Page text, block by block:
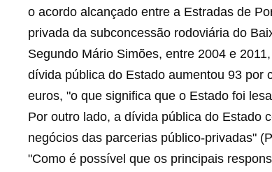
o acordo alcançado entre a Estradas de
privada da subconcessão rodoviária do
Segundo Mário Simões, entre 2004 e
dívida pública do Estado aumentou 93 por
euros, "o que significa que o Estado foi
Por outro lado, a dívida pública do Estado
negócios das parcerias público-privadas"
"Como é possível que os principais